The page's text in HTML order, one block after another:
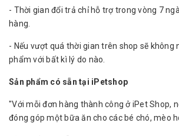
- Thời gian đổi trả chỉ hỗ trợ trong vòng 7
hàng.
- Nếu vượt quá thời gian trên shop sẽ không
phẩm với bất kì lý do nào.
Sản phẩm có sẵn tại iPetshop
"Với mỗi đơn hàng thành công ở iPet Shop,
đóng góp một bữa ăn cho các bé chó, mèo